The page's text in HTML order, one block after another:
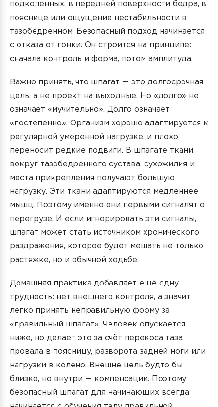
подколенных, в передней поверхности бедра, в
пояснице или ощущение нестабильности в
тазобедренном. Безопасный подход начинается
с отказа от гонки. Он строится на принципе:
сначала контроль и форма, потом амплитуда.
Важно принять, что шпагат — это долгосрочная
цель, а не проект на выходные. Но «долго» не
означает «мучительно». Долго означает
«постепенно». Организм хорошо адаптируется к
регулярной умеренной нагрузке, и плохо
переносит редкие подвиги. В шпагате ткани
вокруг тазобедренного сустава, сухожилия и
места прикрепления получают большую
нагрузку. Эти ткани адаптируются медленнее
мышц. Поэтому именно они первыми сигналят о
перегрузе. И если игнорировать эти сигналы,
шпагат может стать источником хронического
раздражения, которое будет мешать не только
растяжке, но и обычной ходьбе.
Домашняя практика добавляет ещё одну
трудность: нет внешнего контроля, а значит
легко принять неправильную форму за
«правильный шпагат». Человек опускается
ниже, но делает это за счёт перекоса таза,
провала в поясницу, разворота задней ноги или
нагрузки в колено. Внешне цель будто бы
близко, но внутри — компенсации. Поэтому
безопасный шпагат для начинающих всегда